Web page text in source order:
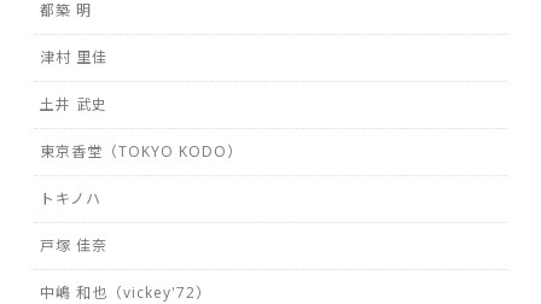
都築 明
津村 里佳
土井 武史
東京香堂（TOKYO KODO）
トキノハ
戸塚 佳奈
中嶋 和也（vickey'72）